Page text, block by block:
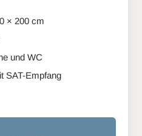
× 200 cm
und WC
SAT-Empfang